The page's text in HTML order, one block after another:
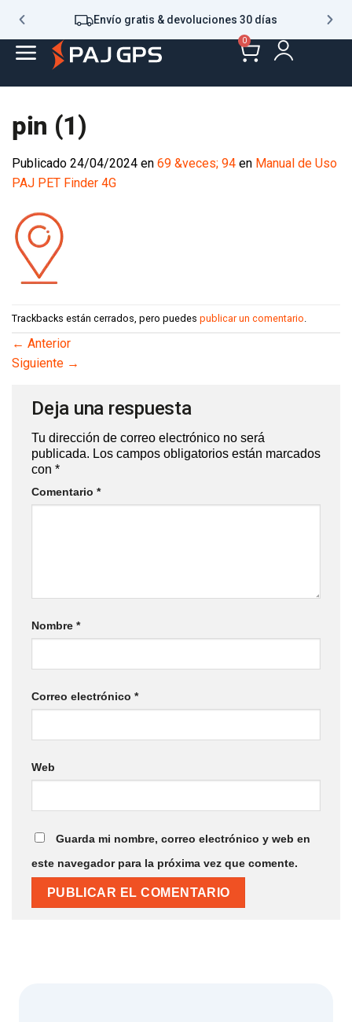
Envío gratis & devoluciones 30 días
0
pin (1)
Publicado 24/04/2024 en 69 &veces; 94 en Manual de Uso
PAJ PET Finder 4G
Trackbacks están cerrados, pero puedes publicar un comentario
← Anterior
Siguiente →
Deja una respuesta
Tu dirección de correo electrónico no será
publicada. Los campos obligatorios están marcados
con *
Comentario *
Nombre *
Correo electrónico *
Web
Guarda mi nombre, correo electrónico y web en
este navegador para la próxima vez que comente.